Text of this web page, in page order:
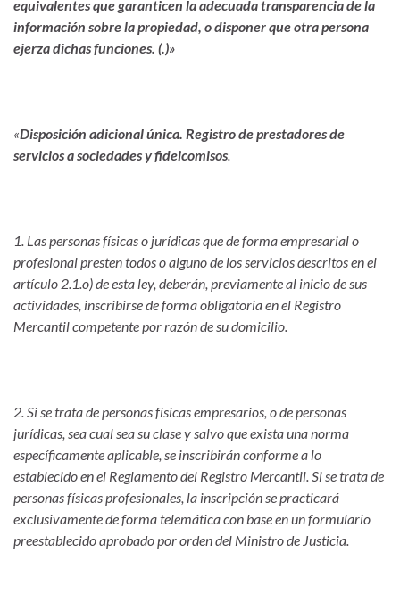
equivalentes que garanticen la adecuada transparencia de la
información sobre la propiedad, o disponer que otra persona
ejerza dichas funciones. (.)»
«Disposición adicional única. Registro de prestadores de
servicios a sociedades y fideicomisos
1. Las personas físicas o jurídicas que de forma empresarial o
profesional presten todos o alguno de los servicios descritos en el
artículo 2.1.o) de esta ley, deberán, previamente al inicio de sus
actividades, inscribirse de forma obligatoria en el Registro
Mercantil competente por razón de su domicilio.
2. Si se trata de personas físicas empresarios, o de personas
jurídicas, sea cual sea su clase y salvo que exista una norma
específicamente aplicable, se inscribirán conforme a lo
establecido en el Reglamento del Registro Mercantil. Si se trata de
personas físicas profesionales, la inscripción se practicará
exclusivamente de forma telemática con base en un formulario
preestablecido aprobado por orden del Ministro de Justicia.